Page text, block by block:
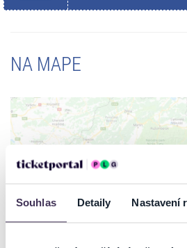
Souhlas Detaily Nastavení
NA MAPE
ZOBRAZIŤ